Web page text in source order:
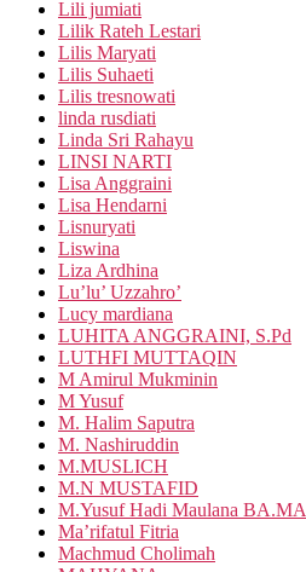
Lili jumiati
Lilik Rateh Lestari
Lilis Maryati
Lilis Suhaeti
Lilis tresnowati
linda rusdiati
Linda Sri Rahayu
LINSI NARTI
Lisa Anggraini
Lisa Hendarni
Lisnuryati
Liswina
Liza Ardhina
Lu’lu’ Uzzahro’
Lucy mardiana
LUHITA ANGGRAINI, S.Pd
LUTHFI MUTTAQIN
M Amirul Mukminin
M Yusuf
M. Halim Saputra
M. Nashiruddin
M.MUSLICH
M.N MUSTAFID
M.Yusuf Hadi Maulana BA.MA
Ma’rifatul Fitria
Machmud Cholimah